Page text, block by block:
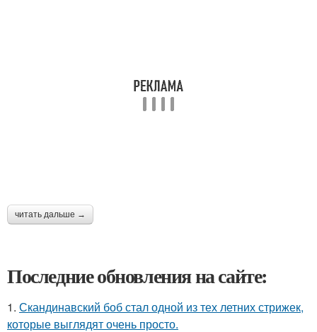
читать дальше →
Последние обновления на сайте:
1. Скандинавский боб стал одной из тех летних стрижек,
которые выглядят очень просто.